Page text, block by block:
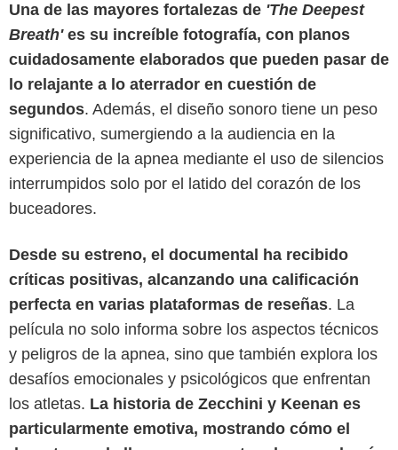
Una de las mayores fortalezas de 'The Deepest
Breath'es su increíble fotografía, con planos
cuidadosamente elaborados que pueden pasar de
lo relajante a lo aterrador en cuestión de
segundos. Además, el diseño sonoro tiene un peso
significativo, sumergiendo a la audiencia en la
experiencia de la apnea mediante el uso de silencios
interrumpidos solo por el latido del corazón de los
buceadores.
Desde su estreno, el documental ha recibido
críticas positivas, alcanzando una calificación
perfecta en varias plataformas de reseñas. La
película no solo informa sobre los aspectos técnicos
y peligros de la apnea, sino que también explora los
desafíos emocionales y psicológicos que enfrentan
los atletas. La historia de Zecchini y Keenan es
particularmente emotiva, mostrando cómo el
Netflix